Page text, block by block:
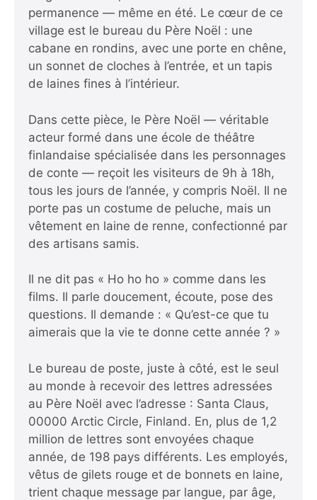
permanence — même en été. Le cœur de ce
village est le bureau du Père Noël : une
cabane en rondins, avec une porte en chêne,
un sonnet de cloches à l’entrée, et un tapis
de laines fines à l’intérieur.
Dans cette pièce, le Père Noël — véritable
acteur formé dans une école de théâtre
finlandaise spécialisée dans les personnages
de conte — reçoit les visiteurs de 9h à 18h,
tous les jours de l’année, y compris Noël. Il ne
porte pas un costume de peluche, mais un
vêtement en laine de renne, confectionné par
des artisans samis.
Il ne dit pas « Ho ho ho » comme dans les
films. Il parle doucement, écoute, pose des
questions. Il demande : « Qu’est-ce que tu
aimerais que la vie te donne cette année ? »
Le bureau de poste, juste à côté, est le seul
au monde à recevoir des lettres adressées
au Père Noël avec l’adresse : Santa Claus,
00000 Arctic Circle, Finland. En, plus de 1,2
million de lettres sont envoyées chaque
année, de 198 pays différents. Les employés,
vêtus de gilets rouge et de bonnets en laine,
trient chaque message par langue, par âge,